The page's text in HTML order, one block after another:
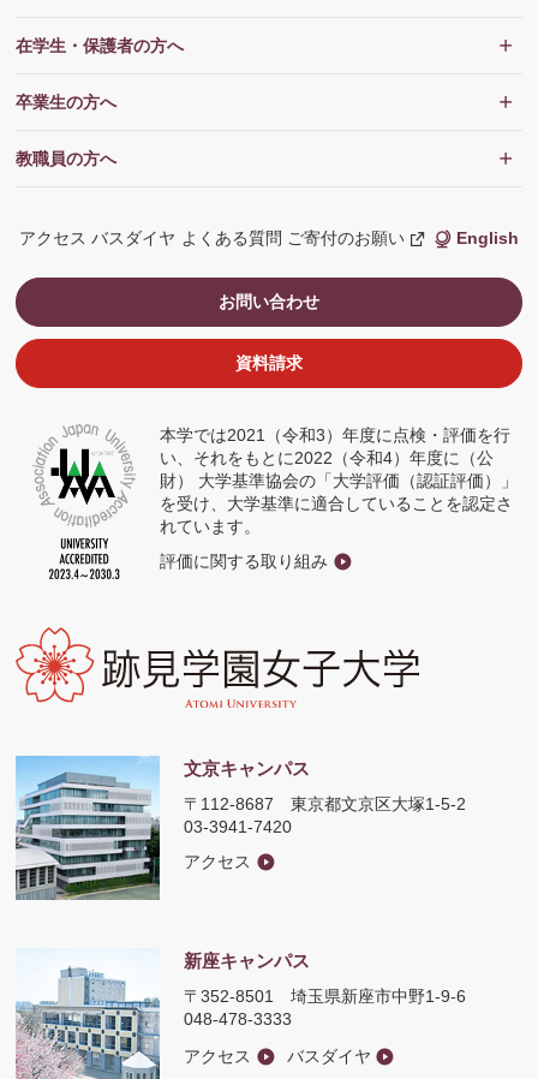
文京キャンパス
〒112-8687東京都文京区大塚1-5-2
03-3941-7420
アクセス
新座キャンパス
〒352-8501埼玉県新座市中野1-9-6
048-478-3333
アクセス
バスダイヤ
本学では2021（令和3）年度に点検・評価を行
い、それをもとに2022（令和4）年度に（公
財） 大学基準協会の「大学評価（認証評価）」
を受け、大学基準に適合していることを認定さ
れています。
評価に関する取り組み
在学生・保護者の方へ
卒業生の方へ
教職員の方へ
アクセス バスダイヤ よくある質問 ご寄付のお願い
新
し
ド
開
English
お問い合わせ
資料請求